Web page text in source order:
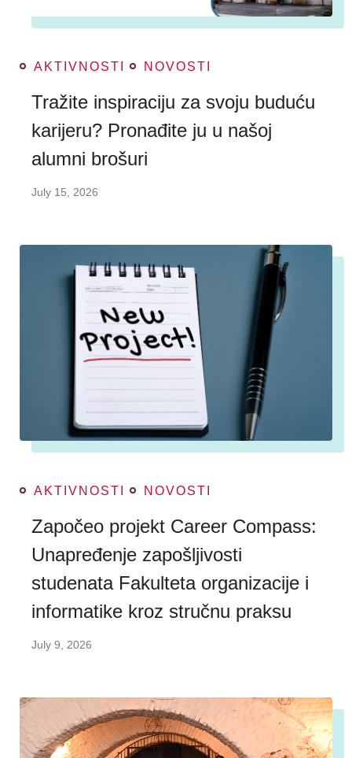
AKTIVNOSTI NOVOSTI
Tražite inspiraciju za svoju buduću
karijeru? Pronađite ju u našoj
alumni brošuri
July 15, 2026
AKTIVNOSTI NOVOSTI
Započeo projekt Career Compass:
Unapređenje zapošljivosti
studenata Fakulteta organizacije i
informatike kroz stručnu praksu
July 9, 2026